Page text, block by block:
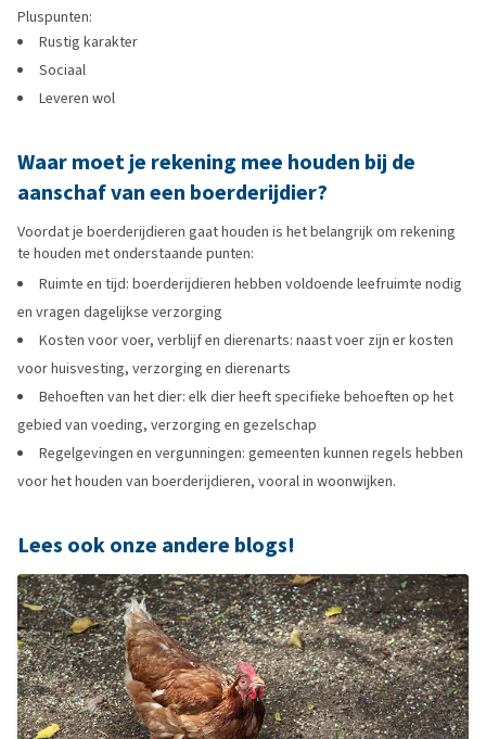
Pluspunten:
Rustig karakter
Sociaal
Leveren wol
Waar moet je rekening mee houden bij de
aanschaf van een boerderijdier?
Voordat je boerderijdieren gaat houden is het belangrijk om rekening
te houden met onderstaande punten:
Ruimte en tijd: boerderijdieren hebben voldoende leefruimte nodig
en vragen dagelijkse verzorging
Kosten voor voer, verblijf en dierenarts: naast voer zijn er kosten
voor huisvesting, verzorging en dierenarts
Behoeften van het dier: elk dier heeft specifieke behoeften op het
gebied van voeding, verzorging en gezelschap
Regelgevingen en vergunningen: gemeenten kunnen regels hebben
voor het houden van boerderijdieren, vooral in woonwijken.
Lees ook onze andere blogs!